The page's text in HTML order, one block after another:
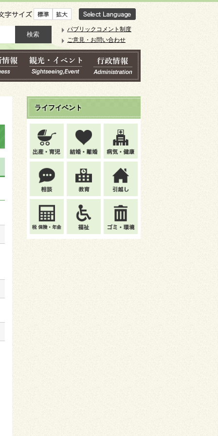
文字サイズ
パブリックコメント制度
ご意見・お問い合わせ
ライフイベント